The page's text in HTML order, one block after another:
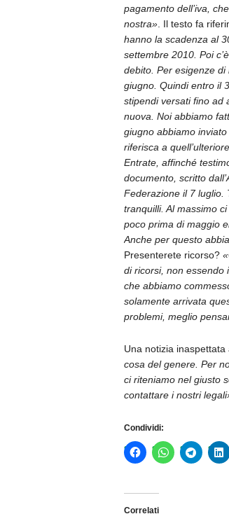
pagamento dell’iva,
nostra». Il testo fa
hanno la scadenza al
settembre 2010. Poi
debito. Per esigenze
giugno. Quindi entro il
stipendi versati fino ad
nuova. Noi abbiamo
giugno abbiamo
riferisca a
Entrate, affinché
documento, scritto
Federazione il 7 luglio.
tranquilli. Al massimo
poco prima di maggio
Anche per questo
Presenterete ricorso?
di ricorsi, non essendo
che abbiamo
solamente arrivata
problemi, meglio
Una notizia
cosa del genere. Per
ci riteniamo nel giusto
contattare i nostri
Condividi:
Correlati